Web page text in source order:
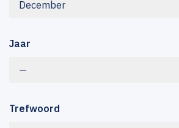
December
Jaar
—
Trefwoord